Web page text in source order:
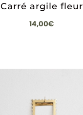
Carré argile fleur
14,00€